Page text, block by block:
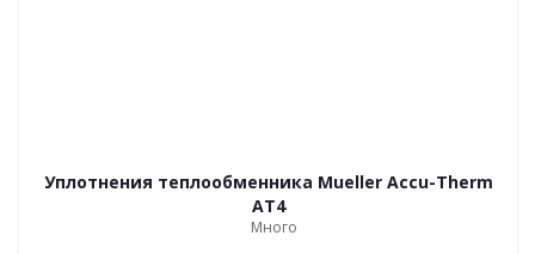
Уплотнения теплообменника Mueller Accu-Therm
AT4
Много